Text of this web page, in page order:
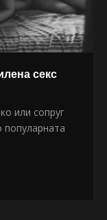
секс
или сопруг